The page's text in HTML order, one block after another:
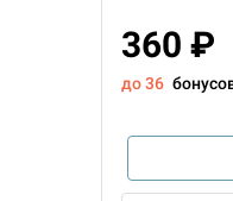
360 ₽
до 36